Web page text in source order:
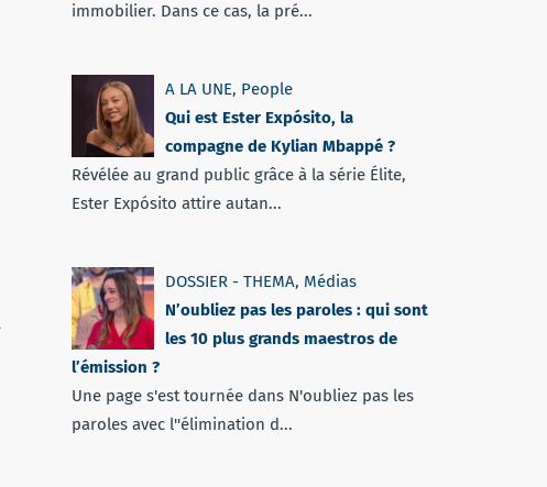
immobilier. Dans ce cas, la pré...
A LA UNE, People
Qui est Ester Expósito, la
compagne de Kylian Mbappé ?
Révélée au grand public grâce à la série Élite,
Ester Expósito attire autan...
DOSSIER - THEMA, Médias
N’oubliez pas les paroles : qui sont
les 10 plus grands maestros de
l’émission ?
Une page s'est tournée dans N'oubliez pas les
paroles avec l''élimination d...